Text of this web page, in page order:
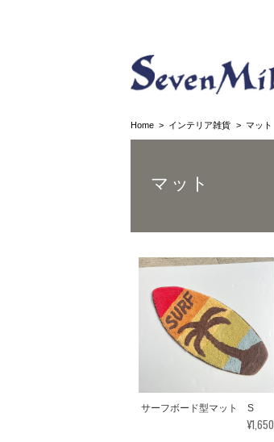
Home インテリア雑貨 マット
マット
サーフボード型マット S
¥1,650